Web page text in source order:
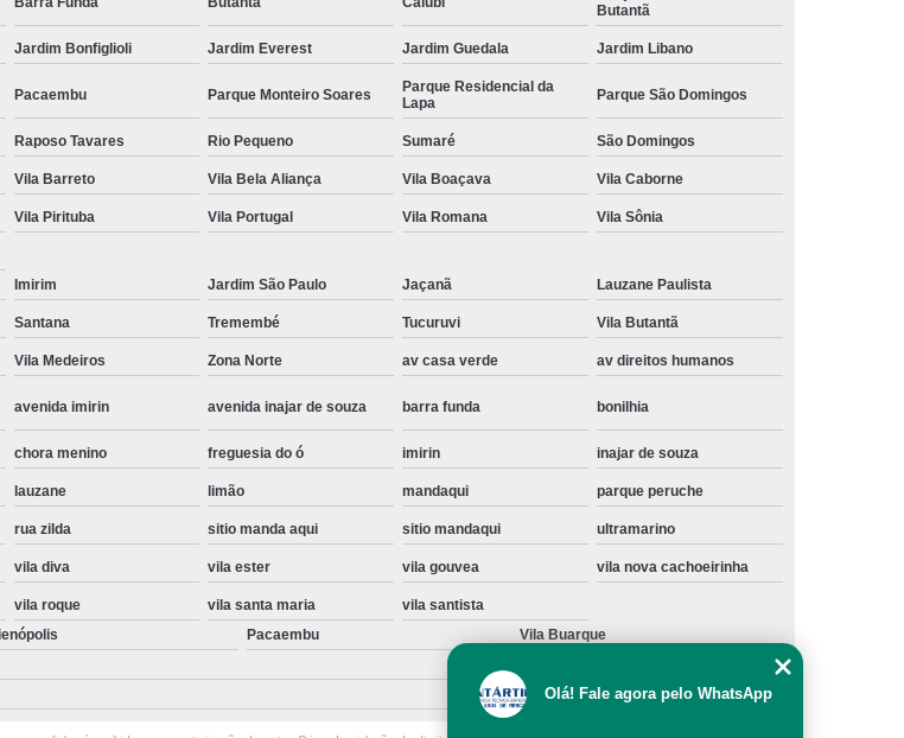
Conserto para Geladeira Expositora de Bar
Brastemp Instalação de Fogão
Instalação de Fogão Brastemp
Instalação de Fogão Cooktop
de Fogão de Embutir
Instalação de Fogão Gás Encanado
Instalação Fogão
Instalação Fogão Brastemp
Instalação Fogão Cooktop
Instalação Fogão de Embutir
Instalação de Maquina de Lavar Roupa
Instalação de Maquina de Lavar Samsung
Instalação Eletrica Maquina de Lavar Roupa
Instalação Maquina de Lavar Roupa
Instalação Maquina de Lavar Samsung
Instalação Maquina Lavar e Seca
Instalação para Maquina de Lavar Roupa
Instalar Maquina de Lavar Samsung
Samsung Instalação Maquina de Lavar
Instalação de Lava e Seca
Instalação Maquina Lava e Seca
Instalação Maquina Lava e Seca Samsung
Instalação Samsung Lava e Seca
Lava e Seca Instalação
Lava e Seca Samsung Instalação
Samsung Instalação Lava e Seca
Manutenção de Fogão
Manutenção de Fogão a Gas
Manutenção de Fogão Cooktop
Manutenção em Fogão
Butantã
Jardim Bonfiglioli Jardim Everest Jardim Guedala Jardim Libano
Pacaembu Parque Monteiro Soares
Parque Residencial da
Lapa
Parque São Domingos
Raposo Tavares Rio Pequeno Sumaré São Domingos
Vila Barreto Vila Bela Aliança Vila Boaçava Vila Caborne
Vila Pirituba Vila Portugal Vila Romana Vila Sônia
Imirim Jardim São Paulo Jaçanã Lauzane Paulista
Santana Tremembé Tucuruvi Vila Butantã
Vila Medeiros Zona Norte av casa verde av direitos humanos
avenida imirin avenida inajar de souza barra funda bonilhia
chora menino freguesia do ó imirin inajar de souza
lauzane limão mandaqui parque peruche
rua zilda sitio manda aqui sitio mandaqui ultramarino
vila diva vila ester vila gouvea vila nova cachoeirinha
vila roque vila santa maria
vila santista
Pacaembu
Vila Buarque
Olá! Fale agora pelo WhatsApp